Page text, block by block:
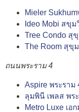
Mieler
Ideo Mobi สขุม
Tree Condo สุ
The Room สุขุ
ถนนพระราม 4
Aspire พระราม
ลุมพินี เพลส พร
Metro Luxe เอ